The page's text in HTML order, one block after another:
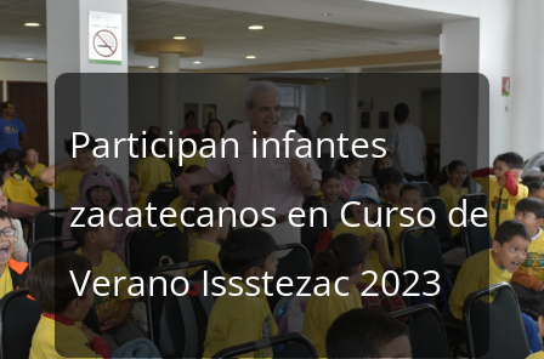
Participan infantes
zacatecanos en Curso de
Verano Issstezac 2023